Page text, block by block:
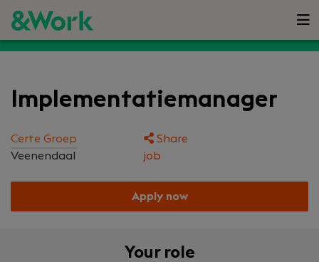
Implementatiemanager
Certe Groep
Veenendaal
Share
job
Apply now
Your role